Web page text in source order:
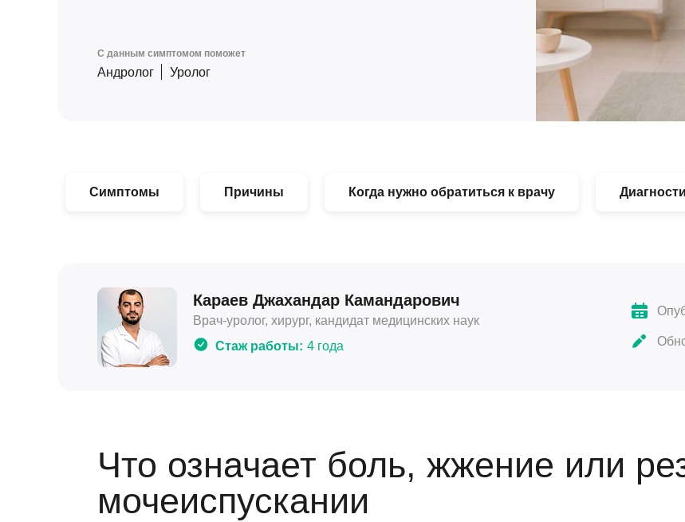
С данным симптомом поможет
Андролог Уролог
Симптомы Причины Когда нужно обратиться к врачу
Караев Джахандар Камандарович
Врач-уролог, хирург, кандидат медицинских наук
Стаж работы: 4 года
Что означает боль, жжение или
мочеиспускании